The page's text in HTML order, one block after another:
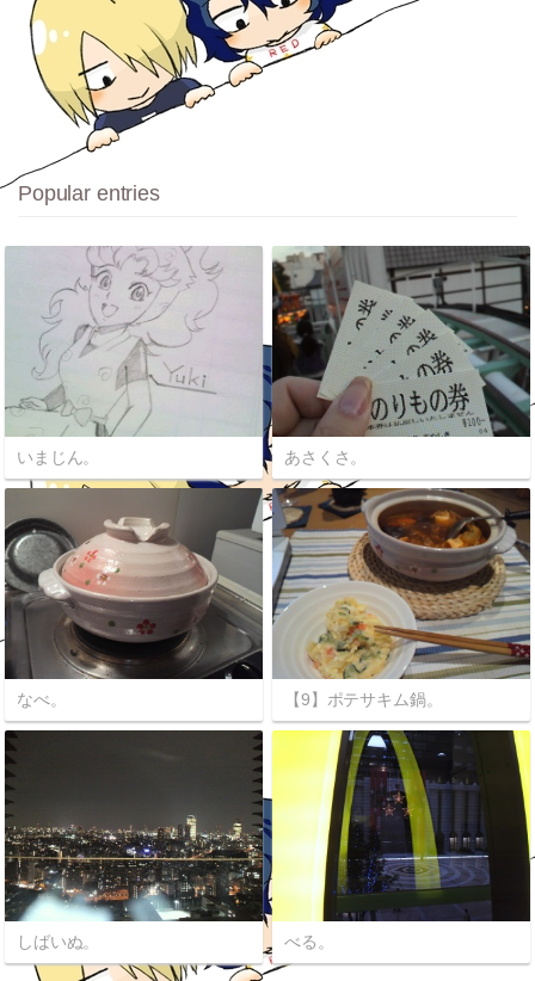
Popular entries
いまじん。 あさくさ。
なべ。 【9】ポテサキム鍋。
しばいぬ。 べる。